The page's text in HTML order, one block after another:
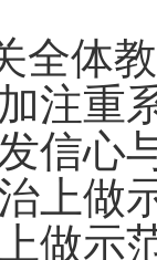
全体
注重
信心
上做
做示